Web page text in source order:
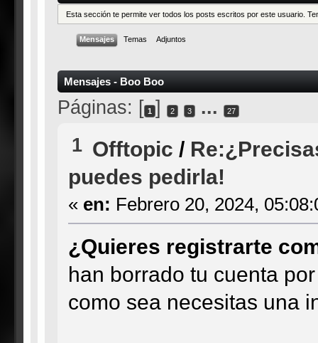
Esta sección te permite ver todos los posts escritos por este usuario.
Mensajes Temas Adjuntos
Mensajes - Boo Boo
Páginas: [ 1 ] 2 3 ... 27
1 Offtopic /
puedes pedirla!
« en: Febrero 20, 2024,
¿Quieres registrarte
han borrado tu cuenta
como sea necesitas una